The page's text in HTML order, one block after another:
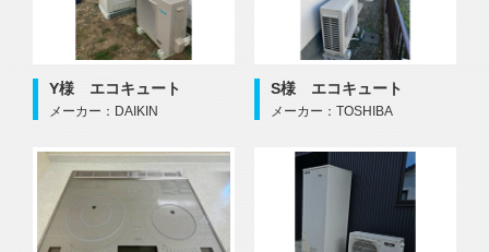
Y様 エコキュート
メーカー：DAIKIN
S様 エコキュート
メーカー：TOSHIBA